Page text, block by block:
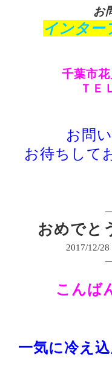
お
インター
千葉市
ＴＥ
お問
お待ち して
おめでと
2017/12/28
こんば
一気に冷え